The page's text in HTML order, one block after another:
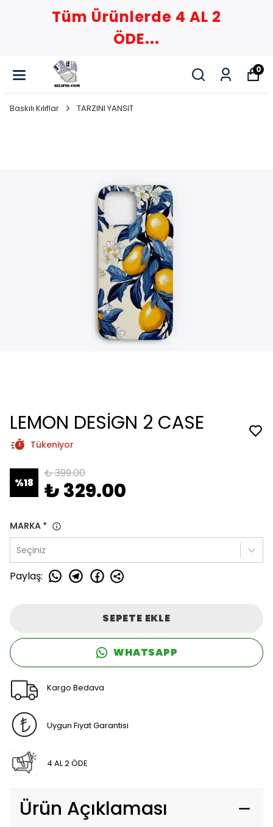
Tüm Ürünlerde 4 AL 2
ÖDE...
0
Baskılı Kılıflar TARZINI YANSIT
LEMON DESİGN 2 CASE
Tükeniyor
%18
₺ 399.00
₺ 329.00
MARKA *
Seçiniz
Paylaş:
SEPETE EKLE
WHATSAPP
Kargo Bedava
Uygun Fiyat Garantisi
4 AL 2 ÖDE
Ürün Açıklaması